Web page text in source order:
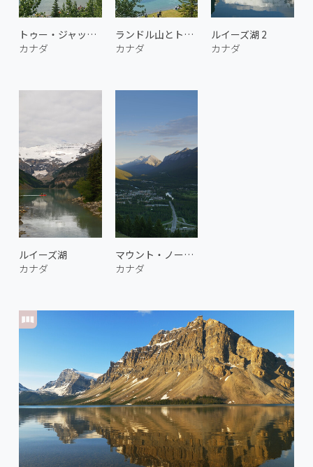
トゥー・ジャック湖
カナダ
ランドル山とトゥー・ジャック湖
カナダ
ルイーズ湖 2
カナダ
ルイーズ湖
カナダ
マウント・ノーキーからの眺め
カナダ